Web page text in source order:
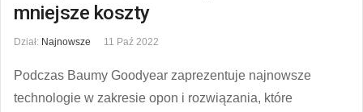
mniejsze koszty
Dział: Najnowsze 11 Paź 2022
Podczas Baumy Goodyear zaprezentuje najnowsze
technologie w zakresie opon i rozwiązania, które